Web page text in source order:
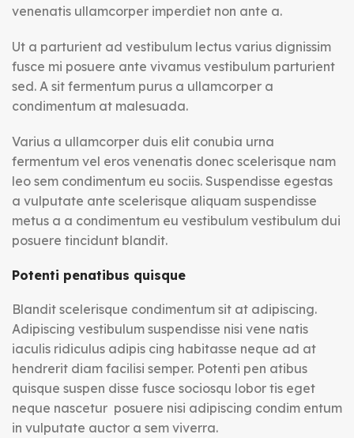
venenatis ullamcorper imperdiet non ante a.
Ut a parturient ad vestibulum lectus varius dignissim
fusce mi posuere ante vivamus vestibulum parturient
sed. A sit fermentum purus a ullamcorper a
condimentum at malesuada.
Varius a ullamcorper duis elit conubia urna
fermentum vel eros venenatis donec scelerisque nam
leo sem condimentum eu sociis. Suspendisse egestas
a vulputate ante scelerisque aliquam suspendisse
metus a a condimentum eu vestibulum vestibulum dui
posuere tincidunt blandit.
Potenti penatibus quisque
Blandit scelerisque condimentum sit at adipiscing.
Adipiscing vestibulum suspendisse nisi vene natis
iaculis ridiculus adipis cing habitasse neque ad at
hendrerit diam facilisi semper. Potenti pen atibus
quisque suspen disse fusce sociosqu lobor tis eget
neque nascetur posuere nisi adipiscing condim entum
in vulputate auctor a sem viverra.